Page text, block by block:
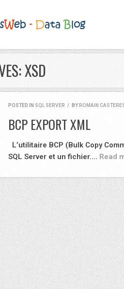
XSD
POSTED IN SQL SERVER / BY ROMAIN
BCP EXPORT XML
L’utilitaire BCP (Bulk Copy
SQL Server et un fichier.… Read